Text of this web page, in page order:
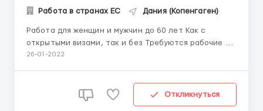
Работа в странах ЕС Дания (Копенгаген)
Работа для женщин и мужчин до 60 лет Как с
открытыми визами, так и без Требуются рабочие на
овощной склад в Данию Чистка и упаковка сезонных
переработки. Жилье предоставляется
26-01-2022
Откликнуться